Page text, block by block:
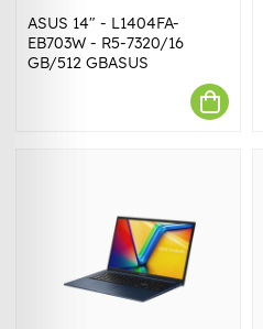
ASUS 14" - L1404FA-
EB703W - R5-7320/16
GB/512 GBASUS